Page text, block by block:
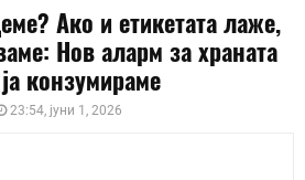
Ако и етикетата лаже,
Нов аларм за храната
конзумираме
23:54, јуни 1, 2026